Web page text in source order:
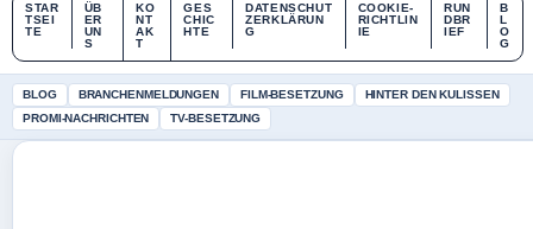
STAR
TSEI
TE
ÜB
ER
UN
S
KO
NT
AK
T
GES
CHIC
HTE
DATENSCHUT
ZERKLÄRUN
G
COOKIE-
RICHTLIN
IE
RUN
DBR
IEF
B
L
O
G
BLOG BRANCHENMELDUNGEN FILM-BESETZUNG
HINTER DEN KULISSEN
PROMI-NACHRICHTEN
TV-BESETZUNG